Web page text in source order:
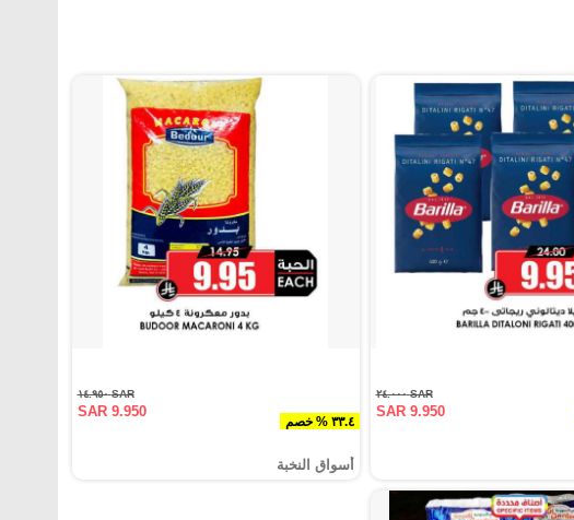
SAR ٢٤.٠٠٠
SAR 9.950
٣٣.٤ % خصم
SAR ١٤.٩٥٠
SAR 9.950
أسواق النخبة